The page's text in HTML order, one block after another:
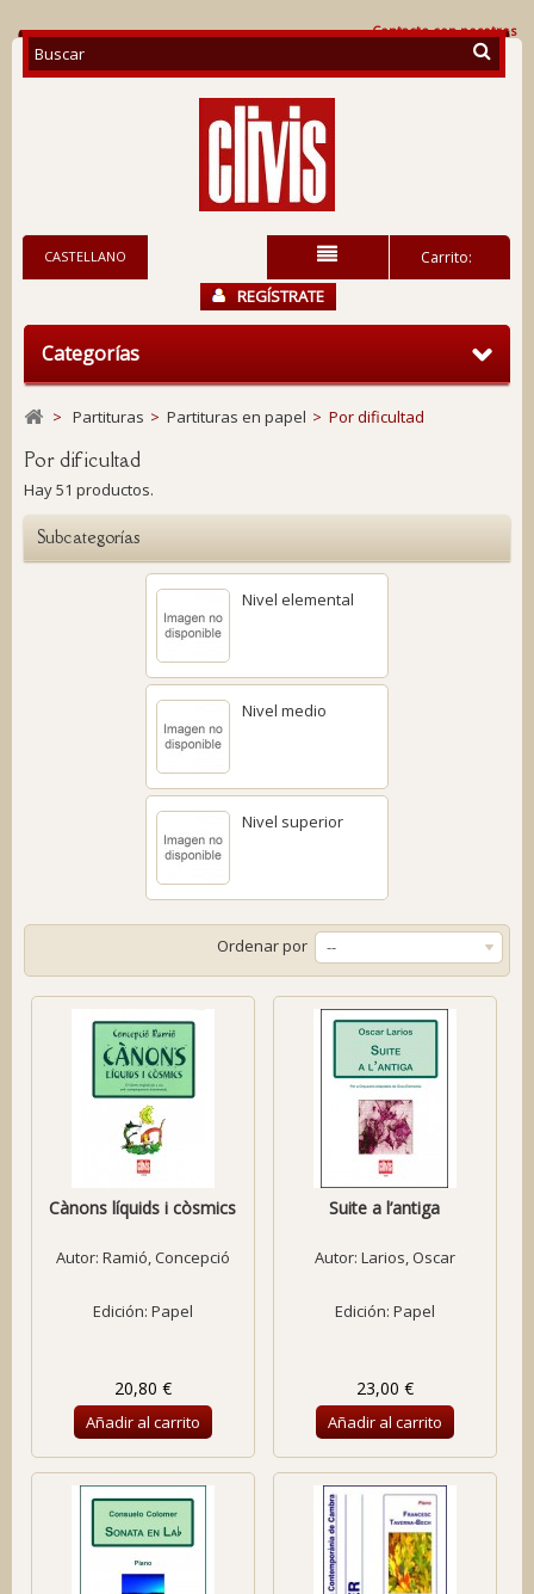
Contacte con nosotros
Carrito:
CASTELLANO
REGÍSTRATE
Categorías
> Partituras > Partituras en papel > Por dificultad
Por dificultad
Hay 51 productos.
Subcategorías
Nivel elemental
Nivel medio
Nivel superior
Ordenar por --
Cànons líquids i còsmics
Autor: Ramió, Concepció
Edición: Papel
20,80 €
Añadir al carrito
Suite a l’antiga
Autor: Larios, Oscar
Edición: Papel
23,00 €
Añadir al carrito